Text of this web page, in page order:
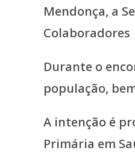
Mendonça, a
Colaboradores
Durante o
população,
A intenção é
Primária em